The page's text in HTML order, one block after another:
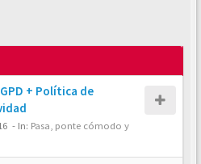
+ Política de
- In: Pasa, ponte cómodo y